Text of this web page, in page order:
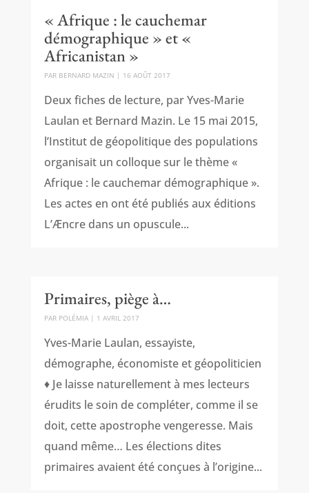
« Afrique : le cauchemar
démographique » et «
Africanistan »
PAR BERNARD MAZIN | 16 AOÛT 2017
Deux fiches de lecture, par Yves-Marie
Laulan et Bernard Mazin. Le 15 mai 2015,
l’Institut de géopolitique des populations
organisait un colloque sur le thème «
Afrique : le cauchemar démographique ».
Les actes en ont été publiés aux éditions
L’Æncre dans un opuscule...
Primaires, piège à…
PAR POLÉMIA| 1 AVRIL 2017
Yves-Marie Laulan, essayiste,
démographe, économiste et géopoliticien
♦ Je laisse naturellement à mes lecteurs
érudits le soin de compléter, comme il se
doit, cette apostrophe vengeresse. Mais
quand même… Les élections dites
primaires avaient été conçues à l’origine...